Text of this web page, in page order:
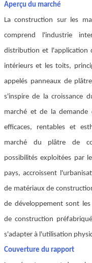
Aperçu du marché
La construction sur les
comprend l'industrie
distribution et l'application
intérieurs et les toits,
appelés panneaux de
s'inspire de la croissance
marché et de la
efficaces, rentables et
marché du plâtre de
possibilités exploitées par
pays, accroissent
de matériaux de
de développement sont
de construction
s'adapter à l'utilisation
Couverture du rapport